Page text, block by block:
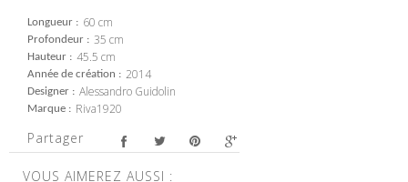
Longueur 60 cm
Profondeur 35 cm
Hauteur 45.5 cm
Année de création 2014
Designer Alessandro Guidolin
Marque Riva1920
Partager
VOUS AIMEREZ AUSSI :